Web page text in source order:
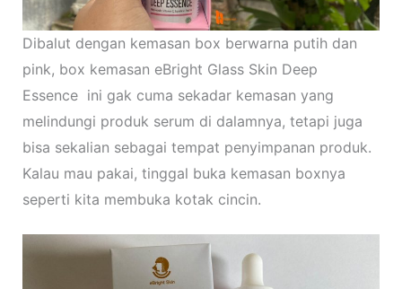
Dibalut dengan kemasan box berwarna putih dan
pink, box kemasan eBright Glass Skin Deep
Essence ini gak cuma sekadar kemasan yang
melindungi produk serum di dalamnya, tetapi juga
bisa sekalian sebagai tempat penyimpanan produk.
Kalau mau pakai, tinggal buka kemasan boxnya
seperti kita membuka kotak cincin.